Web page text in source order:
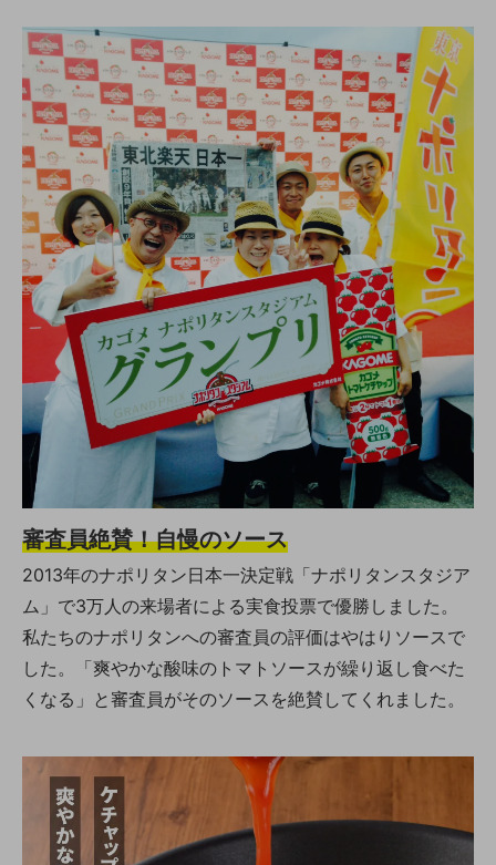
審査員絶賛！自慢のソース
2013年のナポリタン日本一決定戦「ナポリタンスタジア
ム」で3万人の来場者による実食投票で優勝しました。
私たちのナポリタンへの審査員の評価はやはりソースで
した。「爽やかな酸味のトマトソースが繰り返し食べた
くなる」と審査員がそのソースを絶賛してくれました。